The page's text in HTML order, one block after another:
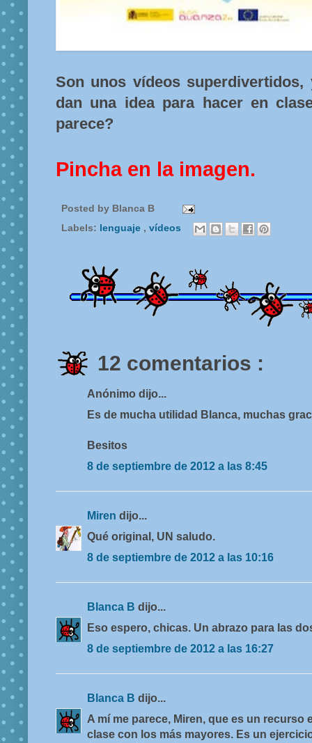
Son unos vídeos
dan una idea para hacer en
parece?
Pincha en la imagen.
Posted by Blanca B
Labels: lenguaje , vídeos
12 comentarios :
Anónimo dijo...
Es de mucha utilidad Blanca, muchas
Besitos
8 de septiembre de 2012 a las 8:45
Miren dijo...
Qué original, UN saludo.
8 de septiembre de 2012 a las 10:16
Blanca B dijo...
Eso espero, chicas. Un abrazo para las
8 de septiembre de 2012 a las 16:27
Blanca B dijo...
A mí me parece, Miren, que es un recurso
clase con los más mayores. Es un